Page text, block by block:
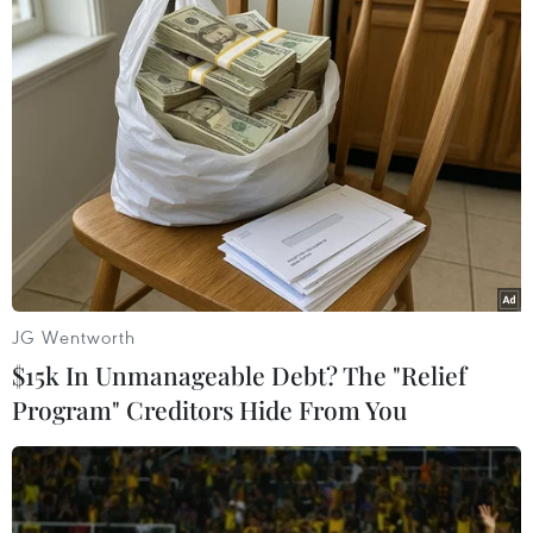
Mặt khác, các bác sỹ của 3 Trung tâm Phẫu
thuật Sọ mặt và Tạo hình chính (Bệnh viện
Trung ương Quân đội 108, Bệnh viện Hồng
Ngọc, Bệnh viện Hữu nghị Việt Đức) sẽ có cơ hội
được nâng cao chuyên môn tại các bệnh viện
hàng đầu của Anh, Mỹ và Canada./.
(Vietnam+)
JG Wentworth
$15k In Unmanageable Debt? The "Relief
Program" Creditors Hide From You